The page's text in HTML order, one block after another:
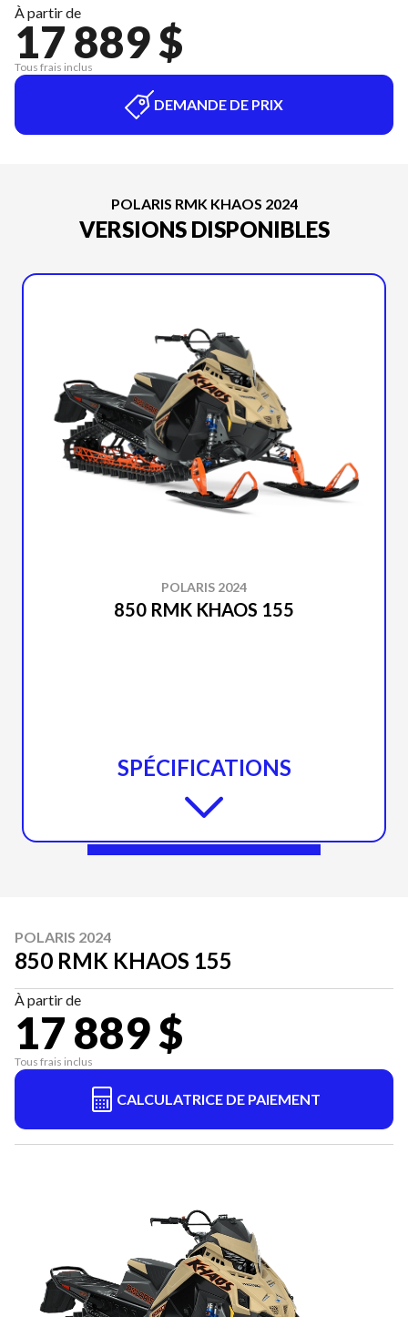
À partir de
17 889 $
Tous frais inclus
DEMANDE DE PRIX
POLARIS RMK KHAOS 2024
VERSIONS DISPONIBLES
POLARIS 2024
850 RMK KHAOS 155
SPÉCIFICATIONS
POLARIS 2024
850 RMK KHAOS 155
À partir de
17 889 $
Tous frais inclus
CALCULATRICE DE PAIEMENT